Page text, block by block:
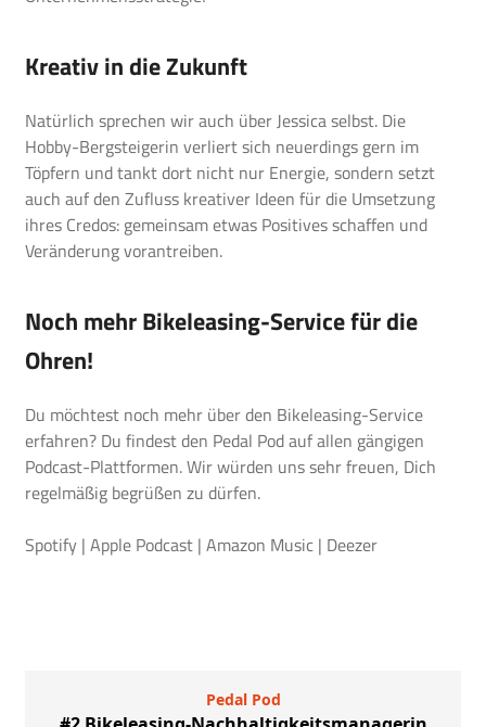
Kreativ in die Zukunft
Natürlich sprechen wir auch über Jessica selbst. Die
Hobby-Bergsteigerin verliert sich neuerdings gern im
Töpfern und tankt dort nicht nur Energie, sondern setzt
auch auf den Zufluss kreativer Ideen für die Umsetzung
ihres Credos: gemeinsam etwas Positives schaffen und
Veränderung vorantreiben.
Noch mehr Bikeleasing-Service für die
Ohren!
Du möchtest noch mehr über den Bikeleasing-Service
erfahren? Du findest den Pedal Pod auf allen gängigen
Podcast-Plattformen. Wir würden uns sehr freuen, Dich
regelmäßig begrüßen zu dürfen.
Spotify | Apple Podcast | Amazon Music | Deezer